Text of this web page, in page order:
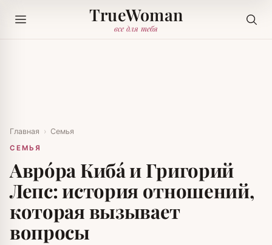
TrueWoman
все для тебя
Главная › Семья
СЕМЬЯ
Аврóра Кибá и Григорий
Лепс: история отношений,
которая вызывает
вопросы